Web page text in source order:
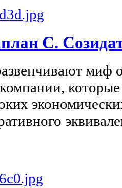
С.
миф